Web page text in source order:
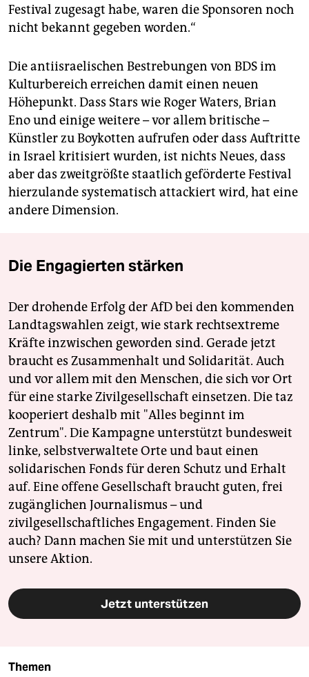
Festival zugesagt habe, waren die Sponsoren noch
nicht bekannt gegeben worden.“
Die antiisraelischen Bestrebungen von BDS im
Kulturbereich erreichen damit einen neuen
Höhepunkt. Dass Stars wie Roger Waters, Brian
Eno und einige weitere – vor allem britische –
Künstler zu Boykotten aufrufen oder dass Auftritte
in Israel kritisiert wurden, ist nichts Neues, dass
aber das zweitgrößte staatlich geförderte Festival
hierzulande systematisch attackiert wird, hat eine
andere Dimension.
Die Engagierten stärken
Der drohende Erfolg der AfD bei den kommenden
Landtagswahlen zeigt, wie stark rechtsextreme
Kräfte inzwischen geworden sind. Gerade jetzt
braucht es Zusammenhalt und Solidarität. Auch
und vor allem mit den Menschen, die sich vor Ort
für eine starke Zivilgesellschaft einsetzen. Die taz
kooperiert deshalb mit "Alles beginnt im
Zentrum". Die Kampagne unterstützt bundesweit
linke, selbstverwaltete Orte und baut einen
solidarischen Fonds für deren Schutz und Erhalt
auf. Eine offene Gesellschaft braucht guten, frei
zugänglichen Journalismus – und
zivilgesellschaftliches Engagement. Finden Sie
auch? Dann machen Sie mit und unterstützen Sie
unsere Aktion.
Jetzt unterstützen
Themen